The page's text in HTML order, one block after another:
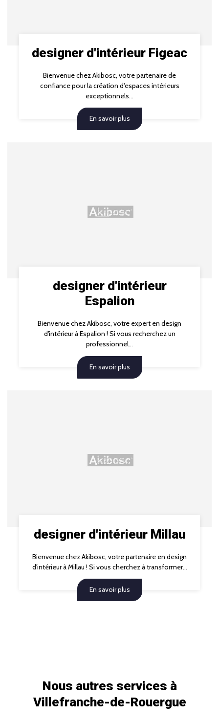
designer d'intérieur Figeac
Bienvenue chez Akibosc, votre partenaire de
confiance pour la création d'espaces intérieurs
exceptionnels...
En savoir plus
designer d'intérieur
Espalion
Bienvenue chez Akibosc, votre expert en design
d'intérieur à Espalion ! Si vous recherchez un
professionnel...
En savoir plus
designer d'intérieur Millau
Bienvenue chez Akibosc, votre partenaire en design
d'intérieur à Millau ! Si vous cherchez à transformer...
En savoir plus
Nous autres services à
Villefranche-de-Rouergue